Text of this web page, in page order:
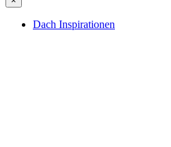
Dach Inspirationen